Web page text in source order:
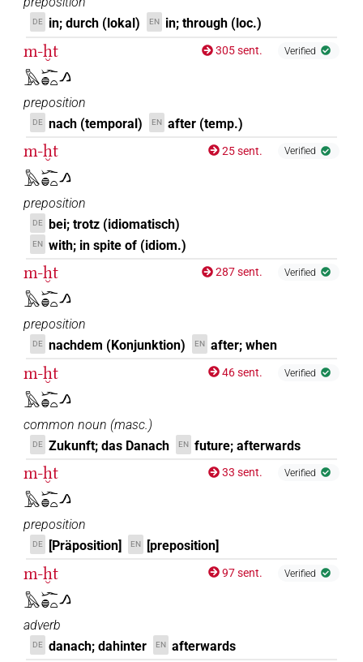
DE in; durch (lokal) EN in; through (loc.)
m-ḫt
𓅓𓆱𓐍𓏏𓂻
305 sent. Verified
preposition
DE nach (temporal) EN after (temp.)
m-ḫt
𓅓𓆱𓐍𓏏𓂻
25 sent. Verified
preposition
DE bei; trotz (idiomatisch)
EN with; in spite of (idiom.)
m-ḫt
𓅓𓆱𓐍𓏏𓂻
287 sent. Verified
preposition
DE nachdem (Konjunktion) EN after; when
m-ḫt
𓅓𓆱𓐍𓏏𓂻
46 sent. Verified
common noun (masc.)
DE Zukunft; das Danach EN future; afterwards
m-ḫt
𓅓𓆱𓐍𓏏𓂻
33 sent. Verified
preposition
DE [Präposition] EN [preposition]
m-ḫt
𓅓𓆱𓐍𓏏𓂻
97 sent. Verified
adverb
DE danach; dahinter EN afterwards